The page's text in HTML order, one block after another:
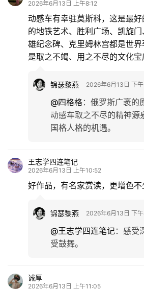
感
题
登录 注册
2026年6月13日 上午8:12
动感车有幸驻莫斯科，这是最
的地铁艺术、胜利广场、凯旋
雄纪念碑、克里姆林宫都是世
是取之不竭、用之不尽的文化宝
锦瑟黎燕 2026年6月13日 下
@四格格： 俄罗斯广袤的
动感车取之不尽的精神源
国格人格的机遇。
王志学四连笔记
2026年6月13日 上午10:52
好作品，有名家赏读，更增色不
锦瑟黎燕 2026年6月13日 下
@王志学四连笔记： 感受
受鼓舞。
诚厚
2026年6月13日 上午11:05